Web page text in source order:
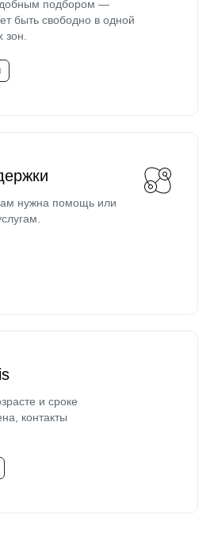
подбором —
быть свободно в одной
нужна помощь или
и сроке
контакты